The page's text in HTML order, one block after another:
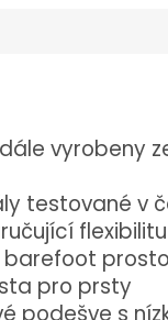
vyrobeny
testované v
pro prsty